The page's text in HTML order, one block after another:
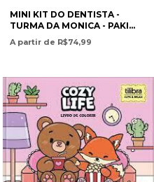
MINI KIT DO DENTISTA -
TURMA DA MONICA - PAKI
TOYS
A partir de R$74,99